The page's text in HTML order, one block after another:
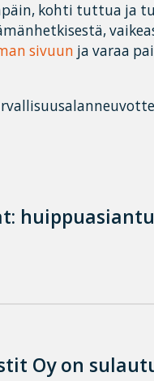
kohti tuttua ja
sivuun ja varaa
Oy on